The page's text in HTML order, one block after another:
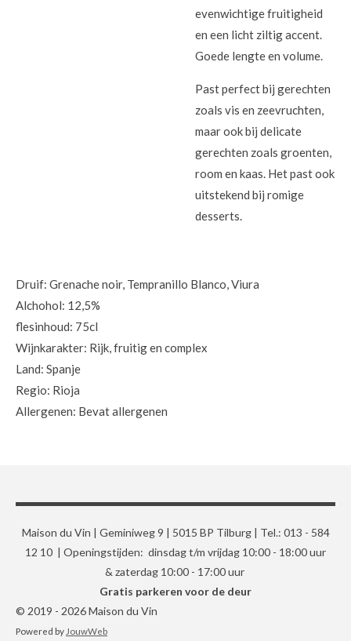
evenwichtige fruitigheid
en een licht ziltig accent.
Goede lengte en volume.
Past perfect bij gerechten
zoals vis en zeevruchten,
maar ook bij delicate
gerechten zoals groenten,
room en kaas. Het past ook
uitstekend bij romige
desserts.
Druif: Grenache noir, Tempranillo Blanco, Viura
Alchohol: 12,5%
flesinhoud: 75cl
Wijnkarakter: Rijk, fruitig en complex
Land: Spanje
Regio: Rioja
Allergenen: Bevat allergenen
Maison du Vin | Geminiweg 9 | 5015 BP Tilburg | Tel.: 013 - 584
12 10 | Openingstijden: dinsdag t/m vrijdag 10:00 - 18:00 uur
& zaterdag 10:00 - 17:00 uur
Gratis parkeren voor de deur
© 2019 - 2026 Maison du Vin
Powered by JouwWeb